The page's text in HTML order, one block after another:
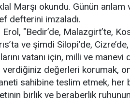
Marşı okundu. Günün anlam
defterini imzaladı.
"Bedir’de, Malazgirt’te,
ve şimdi Silopi’de,
vatanı için, milli ve
verdiğiniz değerleri korumak,
sahibine teslim etmek,
birlik ve beraberlik ruhunun